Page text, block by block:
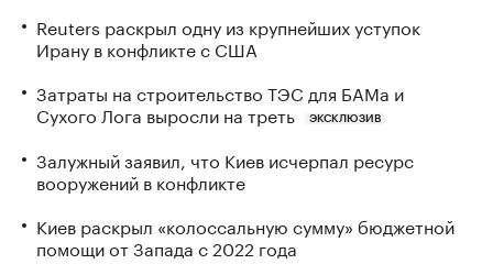
Reuters раскрыл одну из крупнейших уступок
Ирану в конфликте с США
Затраты на строительство ТЭС для БАМа и
Сухого Лога выросли на треть
ЭКСКЛЮЗИВ
Залужный заявил, что Киев исчерпал ресурс
вооружений в конфликте
Киев раскрыл «колоссальную сумму» бюджетной
помощи от Запада с 2022 года